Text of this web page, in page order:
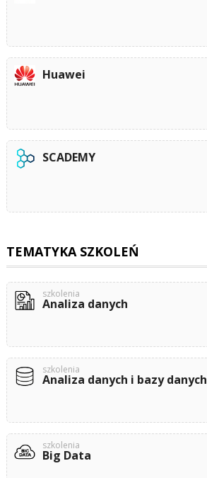
Huawei
SCADEMY
TEMATYKA SZKOLEŃ
szkolenia
Analiza danych
szkolenia
Analiza danych i bazy danych
szkolenia
Big Data